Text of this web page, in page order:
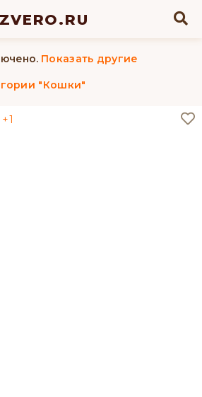
ZVERO.RU
Показать другие
"Кошки"
+1